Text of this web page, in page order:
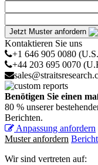
Jetzt Muster anfordern
Kontaktieren Sie uns
+1 646 905 0080
+44 203 695 0070
Benötigen Sie einen
80 % unserer
Berichten.
Anpassung anfordern
Muster anfordern
Wir sind vertreten auf: